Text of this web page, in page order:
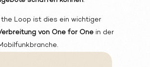
the Loop ist dies ein wichtiger
von One for Onein der